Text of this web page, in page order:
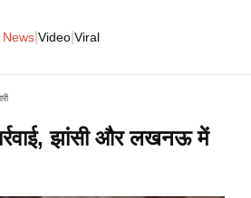
News Video Viral
झांसी और लखनऊ में